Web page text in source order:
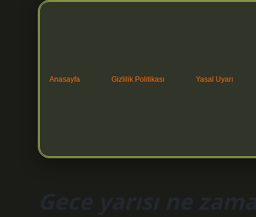
Anasayfa Gizlilik Politikası Yasal Uyarı
Gece yarısı ne